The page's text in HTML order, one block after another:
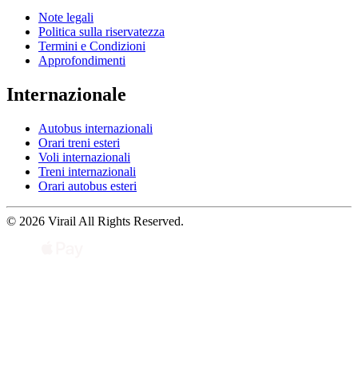
Note legali
Politica sulla riservatezza
Termini e Condizioni
Approfondimenti
Internazionale
Autobus internazionali
Orari treni esteri
Voli internazionali
Treni internazionali
Orari autobus esteri
© 2026 Virail All Rights Reserved.